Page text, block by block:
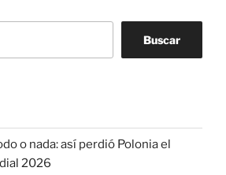
Buscar
o nada: así perdió Polonia el
2026